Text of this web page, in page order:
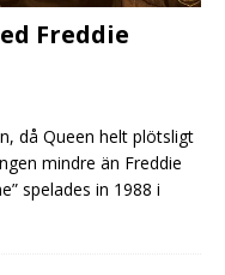
Freddie
då Queen helt plötsligt
mindre än Freddie
spelades in 1988 i